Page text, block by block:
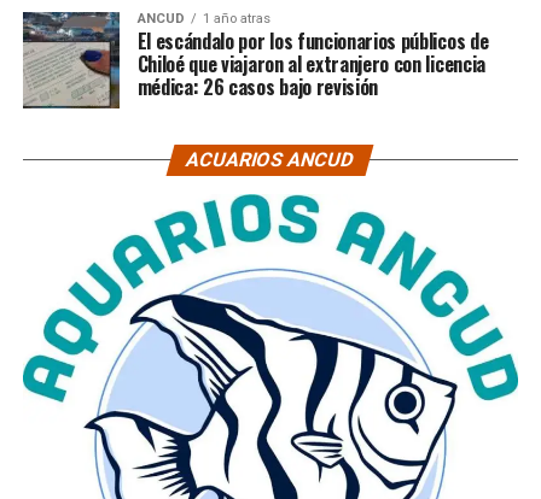
ANCUD 1 año atras
El escándalo por los funcionarios públicos de
Chiloé que viajaron al extranjero con licencia
médica: 26 casos bajo revisión
ACUARIOS ANCUD